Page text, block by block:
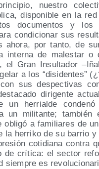
nues­tro
dis­po­ni­ble en la
docu­men­tos y
con­di­cio­nar sus
aho­ra, por tan­to, de
inter­na de males­tar o
el Gran Insul­ta­dor
a los
disi­den­tes
sus des­pec­ti­vas
diri­gen­te
un herrial­de con­de­nó
un mili­tan­te; tam­bién
obli­gó a fami­lia­res de
la herri­ko de su barrio
coti­dia­na con­tra
de crí­ti­ca: el sec­tor
siem­pre es